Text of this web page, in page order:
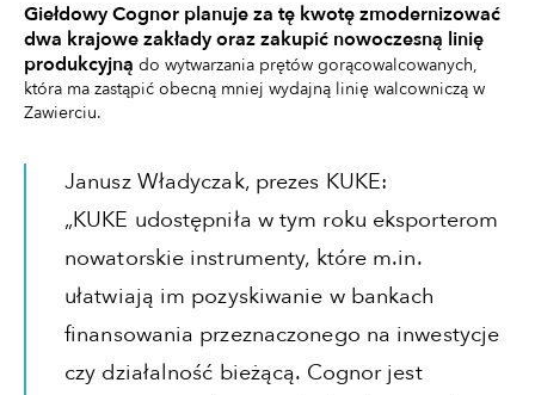
Giełdowy Cognor planuje za tę kwotę zmodernizować
dwa krajowe zakłady oraz zakupić nowoczesną linię
produkcyjną do wytwarzania prętów gorącowalcowanych,
która ma zastąpić obecną mniej wydajną linię walcowniczą w
Zawierciu.
Janusz Władyczak, prezes KUKE:
„KUKE udostępniła w tym roku eksporterom
nowatorskie instrumenty, które m.in.
ułatwiają im pozyskiwanie w bankach
finansowania przeznaczonego na inwestycje
czy działalność bieżącą. Cognor jest